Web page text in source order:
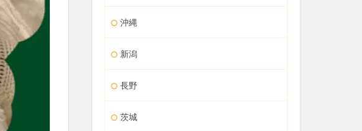
沖縄
新潟
長野
茨城